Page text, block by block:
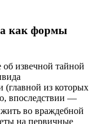
как формы
об извечной тайной
(главной из которых
впоследствии —
во враждебной
на первичные